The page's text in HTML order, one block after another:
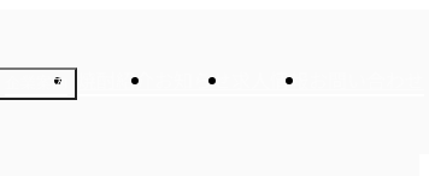
企業案内 焼酎紹介 お知らせ 求人情報